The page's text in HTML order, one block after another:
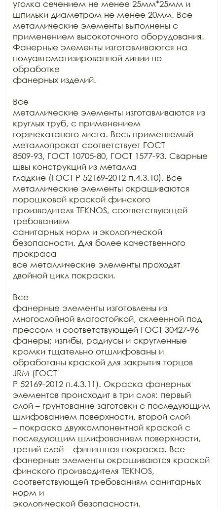
уголка сечением не менее 25мм*25мм и
шпильки диаметром не менее 20мм. Все
металлические элементы выполнены с
применением высокоточного оборудования.
Фанерные элементы изготавливаются на
полуавтоматизированной линии по
обработке
фанерных изделий.
Все
металлические элементы изготавливаются из
круглых труб, с применением
горячекатаного листа. Весь применяемый
металлопрокат соответствует ГОСТ
8509-93, ГОСТ 10705-80, ГОСТ 1577-93. Сварные
швы конструкций из металла
гладкие (ГОСТ Р 52169-2012 п.4.3.10). Все
металлические элементы окрашиваются
порошковой краской финского
производителя TEKNOS, соответствующей
требованиям
санитарных норм и экологической
безопасности. Для более качественного
прокраса
все металлические элементы проходят
двойной цикл покраски.
Все
фанерные элементы изготовлены из
многослойной влагостойкой, склеенной под
прессом и соответствующей ГОСТ 30427-96
фанеры; изгибы, радиусы и скругленные
кромки тщательно отшлифованы и
обработаны краской для закрытия торцов
JRM (ГОСТ
Р 52169-2012 п.4.3.11). Окраска фанерных
элементов происходит в три слоя: первый
слой – грунтование заготовки с последующим
шлифованием поверхности, второй слой
– покраска двухкомпонентной краской с
последующим шлифованием поверхности,
третий слой – финишная покраска. Все
фанерные элементы окрашиваются краской
финского производителя TEKNOS,
соответствующей требованиям санитарных
норм и
экологической безопасности.